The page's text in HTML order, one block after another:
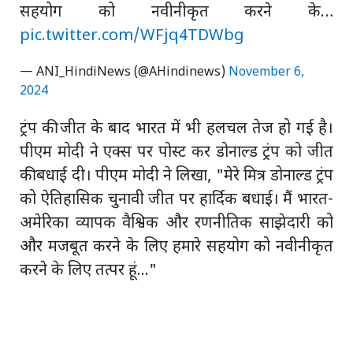
सहयोग को नवीनीकृत करने के…
pic.twitter.com/WFjq4TDWbg
— ANI_HindiNews (@AHindinews) November 6,
2024
ट्रंप की जीत के बाद भारत में भी हलचल तेज हो गई है।
पीएम मोदी ने एक्स पर पोस्ट कर डोनाल्ड ट्रंप को जीत
की बधाई दी। पीएम मोदी ने लिखा, "मेरे मित्र डोनाल्ड ट्रंप
को ऐतिहासिक चुनावी जीत पर हार्दिक बधाई। मैं भारत-
अमेरिका व्यापक वैश्विक और रणनीतिक साझेदारी को
और मजबूत करने के लिए हमारे सहयोग को नवीनीकृत
करने के लिए तत्पर हूं..."